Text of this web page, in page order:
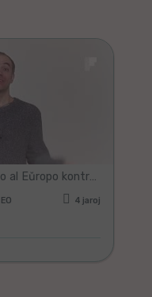
Pri liverado de gaso al Eŭropo kontraŭ Rubloj. Kio estos? (Subtitoloj en Esperanto)
EO 4 jaroj